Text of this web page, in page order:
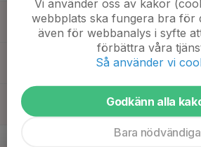
20
Sön
v.17
Vi använder oss av kakor
webbplats ska fungera bra för
även för webbanalys i syfte
förbättra våra
Så använder vi
Godkänn alla
Bara nödvändiga